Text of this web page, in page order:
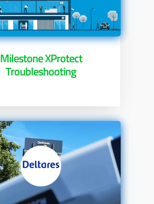
Milestone XProtect
Troubleshooting